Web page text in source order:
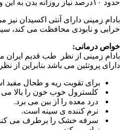
حدود ۱۰درصد نیاز روزانه بدن به این ویتامین را تأمین می کند.
بادام زمینی دارای آنتی اکسیدان
خرابی و نابودی محافظت می کند،
خواص درمانی:
بادام زمینی از نظر طب قدیم ایران
دارای پروتئین می باشد بنابراین از
برای تقویت ریه و طحال مفید
کلسترول خوب خون را بالا می
درد معده را از بین می برد.
نرم کننده ی سینه است.
سرفه خشک را برطرف می کند.